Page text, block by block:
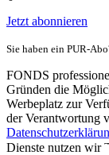
Jetzt abonnieren
Sie haben ein PUR-
FONDS
Gründen die
Werbeplatz zur
der Verantwortung
Dienste nutzen wir